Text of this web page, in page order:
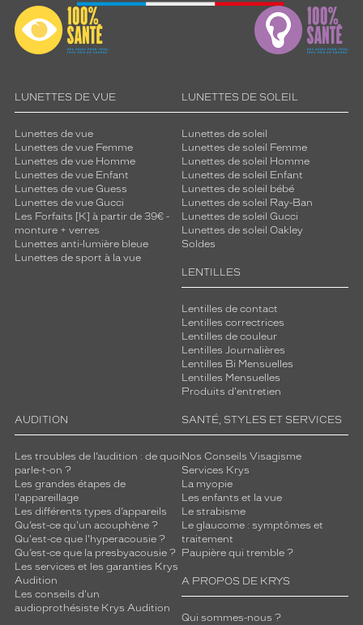
LUNETTES DE VUE
Lunettes de vue
Lunettes de vue Femme
Lunettes de vue Homme
Lunettes de vue Enfant
Lunettes de vue Guess
Lunettes de vue Gucci
Les Forfaits [K] à partir de 39€ -
monture + verres
Lunettes anti-lumière bleue
Lunettes de sport à la vue
LUNETTES DE SOLEIL
Lunettes de soleil
Lunettes de soleil Femme
Lunettes de soleil Homme
Lunettes de soleil Enfant
Lunettes de soleil bébé
Lunettes de soleil Ray-Ban
Lunettes de soleil Gucci
Lunettes de soleil Oakley
Soldes
LENTILLES
Lentilles de contact
Lentilles correctrices
Lentilles de couleur
Lentilles Journalières
Lentilles Bi Mensuelles
Lentilles Mensuelles
Produits d'entretien
AUDITION
Les troubles de l’audition : de quoi
parle-t-on ?
Les grandes étapes de
l'appareillage
Les différents types d’appareils
Qu’est-ce qu'un acouphène ?
Qu'est-ce que l'hyperacousie ?
Qu’est-ce que la presbyacousie ?
Les services et les garanties Krys
Audition
Les conseils d'un
audioprothésiste Krys Audition
SANTÉ, STYLES ET SERVICES
Nos Conseils Visagisme
Services Krys
La myopie
Les enfants et la vue
Le strabisme
Le glaucome : symptômes et
traitement
Paupière qui tremble ?
A PROPOS DE KRYS
Qui sommes-nous ?